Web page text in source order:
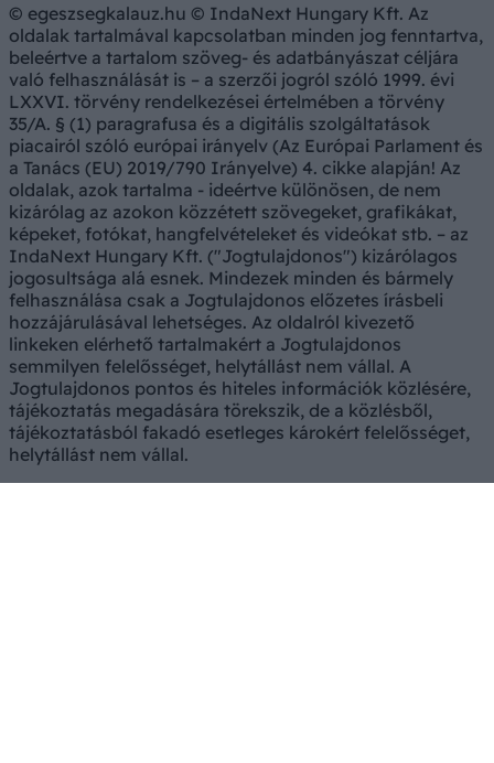
© egeszsegkalauz.hu © IndaNext Hungary Kft. Az
oldalak tartalmával kapcsolatban minden jog fenntartva,
beleértve a tartalom szöveg- és adatbányászat céljára
való felhasználását is – a szerzői jogról szóló 1999. évi
LXXVI. törvény rendelkezései értelmében a törvény
35/A. § (1) paragrafusa és a digitális szolgáltatások
piacairól szóló európai irányelv (Az Európai Parlament és
a Tanács (EU) 2019/790 Irányelve) 4. cikke alapján! Az
oldalak, azok tartalma - ideértve különösen, de nem
kizárólag az azokon közzétett szövegeket, grafikákat,
képeket, fotókat, hangfelvételeket és videókat stb. – az
IndaNext Hungary Kft. ("Jogtulajdonos") kizárólagos
jogosultsága alá esnek. Mindezek minden és bármely
felhasználása csak a Jogtulajdonos előzetes írásbeli
hozzájárulásával lehetséges. Az oldalról kivezető
linkeken elérhető tartalmakért a Jogtulajdonos
semmilyen felelősséget, helytállást nem vállal. A
Jogtulajdonos pontos és hiteles információk közlésére,
tájékoztatás megadására törekszik, de a közlésből,
tájékoztatásból fakadó esetleges károkért felelősséget,
helytállást nem vállal.